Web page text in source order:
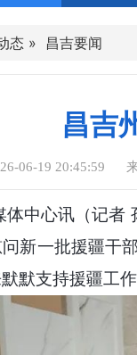
态 » 昌吉要闻
昌吉
06-19 20:45:59
体中心讯（记者
新一批援疆干
默支持援疆工